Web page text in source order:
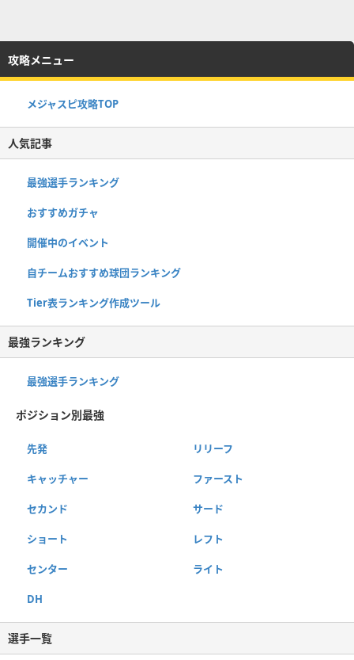
攻略メニュー
メジャスピ攻略TOP
人気記事
最強選手ランキング
おすすめガチャ
開催中のイベント
自チームおすすめ球団ランキング
Tier表ランキング作成ツール
最強ランキング
最強選手ランキング
ポジション別最強
先発 リリーフ
キャッチャー ファースト
セカンド サード
ショート レフト
センター ライト
DH
選手一覧